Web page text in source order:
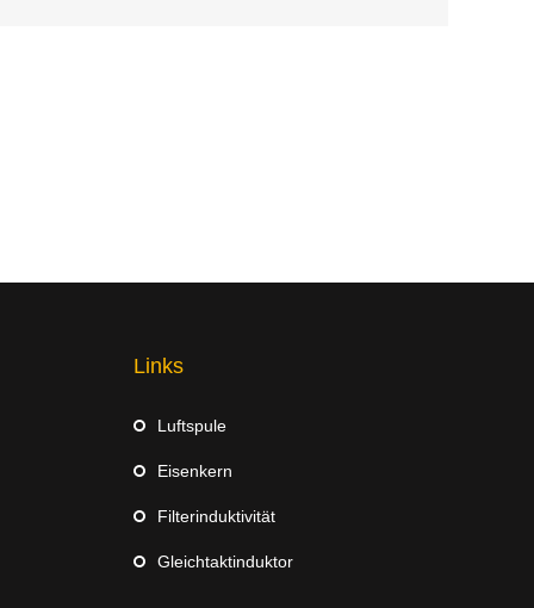
Links
Luftspule
Eisenkern
Filterinduktivität
Gleichtaktinduktor